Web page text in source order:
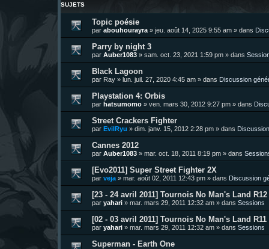
SUJETS
Topic poésie
par abouhourayra » jeu. août 14, 2025 9:55 am » dans
Parry by night 3
par Auber1083 » sam. oct. 23, 2021 1:59 pm » dans
Black Lagoon
par Ray » lun. juil. 27, 2020 4:45 am » dans Discussion
Playstation 4: Orbis
par hatsumomo » ven. mars 30, 2012 9:27 pm » dans
Street Crackers Fighter
par EvilRyu » dim. janv. 15, 2012 2:28 pm » dans
Cannes 2012
par Auber1083 » mar. oct. 18, 2011 8:19 pm » dans
[Evo2011] Super Street Fighter 2X
par veja » mar. août 02, 2011 12:43 pm » dans Discussion
[23 - 24 avril 2011] Tournois No Man's Land
par yahari » mar. mars 29, 2011 12:32 am » dans Sessions
[02 - 03 avril 2011] Tournois No Man's Land
par yahari » mar. mars 29, 2011 12:32 am » dans Sessions
Superman - Earth One